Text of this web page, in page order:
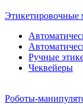
Ручные
Чеквейеры
Роботы-